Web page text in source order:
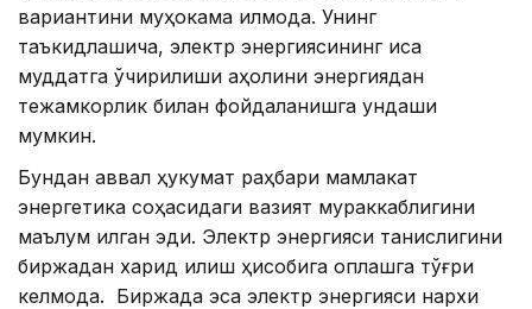
вариантини муҳокама қилмоқда. Унинг
таъкидлашича, электр энергиясининг қисқа
муддатга ўчирилиши аҳолини энергиядан
тежамкорлик билан фойдаланишга ундаши
мумкин.
Бундан аввал ҳукумат раҳбари мамлакат
энергетика соҳасидаги вазият мураккаблигини
маълум қилган эди. Электр энергияси танқислигини
биржадан харид қилиш ҳисобига қоплашга тўғри
келмоқда. Биржада эса электр энергияси нархи